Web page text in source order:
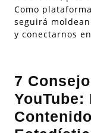
Como
seguirá
y conectarnos
7
YouTube: